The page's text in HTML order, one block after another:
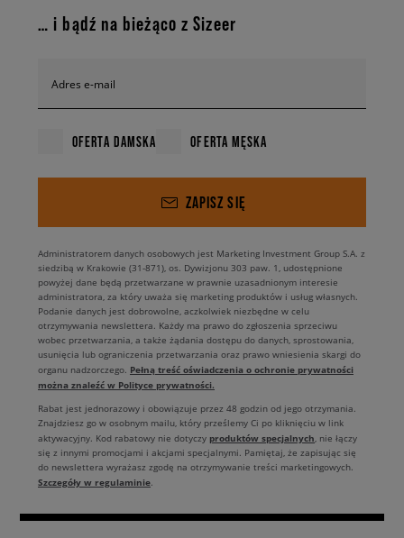
… i bądź na bieżąco z Sizeer
Adres e-mail
OFERTA DAMSKA OFERTA MĘSKA
ZAPISZ SIĘ
Administratorem danych osobowych jest Marketing Investment Group S.A. z
siedzibą w Krakowie (31-871), os. Dywizjonu 303 paw. 1, udostępnione
powyżej dane będą przetwarzane w prawnie uzasadnionym interesie
administratora, za który uważa się marketing produktów i usług własnych.
Podanie danych jest dobrowolne, aczkolwiek niezbędne w celu
otrzymywania newslettera. Każdy ma prawo do zgłoszenia sprzeciwu
wobec przetwarzania, a także żądania dostępu do danych, sprostowania,
usunięcia lub ograniczenia przetwarzania oraz prawo wniesienia skargi do
organu nadzorczego. Pełną treść oświadczenia o ochronie prywatności
można znaleźć w Polityce prywatności.
Rabat jest jednorazowy i obowiązuje przez 48 godzin od jego otrzymania.
Znajdziesz go w osobnym mailu, który prześlemy Ci po kliknięciu w link
aktywacyjny. Kod rabatowy nie dotyczy produktów specjalnych, nie łączy
się z innymi promocjami i akcjami specjalnymi. Pamiętaj, że zapisując się
do newslettera wyrażasz zgodę na otrzymywanie treści marketingowych.
Szczegóły w regulaminie.